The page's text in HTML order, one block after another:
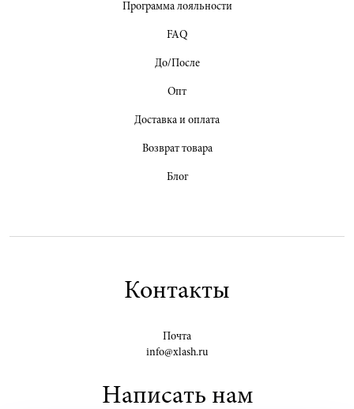
Программа лояльности
FAQ
До/После
Опт
Доставка и оплата
Возврат товара
Блог
Контакты
Почта
info@xlash.ru
Написать нам